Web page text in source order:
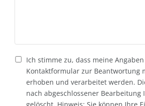
Ich stimme zu, dass meine
Kontaktformular zur Beantwortung
erhoben und verarbeitet werden.
nach abgeschlossener Bearbeitung